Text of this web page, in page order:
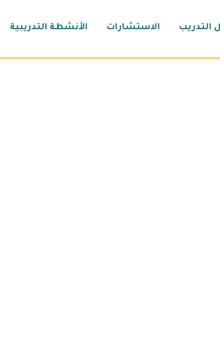
الأنشطة التدريبية الاستشارات التدريب